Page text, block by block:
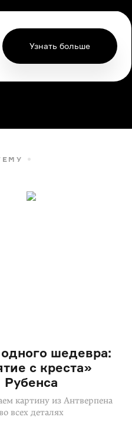
Узнать больше
шедевра:
с креста»
Рубенса
картину из Антверпена
всех деталях